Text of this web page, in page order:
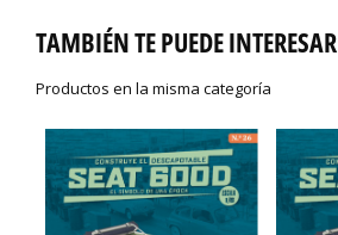
TAMBIÉN TE PUEDE INTERESAR
Productos en la misma categoría